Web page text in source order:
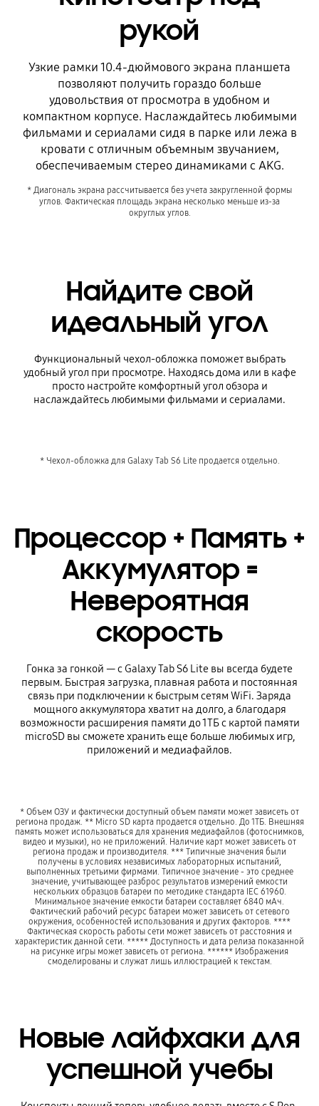
рукой
Узкие рамки 10.4-дюймового экрана планшета
позволяют получить гораздо больше
удовольствия от просмотра в удобном и
компактном корпусе. Наслаждайтесь любимыми
фильмами и сериалами сидя в парке или лежа в
кровати с отличным объемным звучанием,
обеспечиваемым стерео динамиками с AKG.
* Диагональ экрана рассчитывается без учета закругленной формы
углов. Фактическая площадь экрана несколько меньше из-за
округлых углов.
Найдите свой
идеальный угол
Функциональный чехол-обложка поможет выбрать
удобный угол при просмотре. Находясь дома или в кафе
просто настройте комфортный угол обзора и
наслаждайтесь любимыми фильмами и сериалами.
* Чехол-обложка для Galaxy Tab S6 Lite продается отдельно.
Процессор + Память +
Аккумулятор =
Невероятная
скорость
Гонка за гонкой — с Galaxy Tab S6 Lite вы всегда будете
первым. Быстрая загрузка, плавная работа и постоянная
связь при подключении к быстрым сетям WiFi. Заряда
мощного аккумулятора хватит на долго, а благодаря
возможности расширения памяти до 1ТБ с картой памяти
microSD вы сможете хранить еще больше любимых игр,
приложений и медиафайлов.
* Объем ОЗУ и фактически доступный объем памяти может зависеть от
региона продаж. ** Micro SD карта продается отдельно. До 1ТБ. Внешняя
память может использоваться для хранения медиафайлов (фотоснимков,
видео и музыки), но не приложений. Наличие карт может зависеть от
региона продаж и производителя. *** Типичные значения были
получены в условиях независимых лабораторных испытаний,
выполненных третьими фирмами. Типичное значение - это среднее
значение, учитывающее разброс результатов измерений емкости
нескольких образцов батареи по методике стандарта IEC 61960.
Минимальное значение емкости батареи составляет 6840 мАч.
Фактический рабочий ресурс батареи может зависеть от сетевого
окружения, особенностей использования и других факторов. ****
Фактическая скорость работы сети может зависеть от расстояния и
характеристик данной сети. ***** Доступность и дата релиза показанной
на рисунке игры может зависеть от региона. ****** Изображения
смоделированы и служат лишь иллюстрацией к текстам.
Новые лайфхаки для
успешной учебы